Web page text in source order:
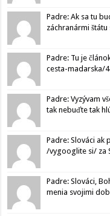
Padre: Ak sa tu
záchranármi
Padre: Tu je
cesta-madarska/
Padre: Vyzývam
tak nebuďte tak
Padre: Slováci ak
/vygooglite si/ za
Padre: Slováci,
menia svojimi